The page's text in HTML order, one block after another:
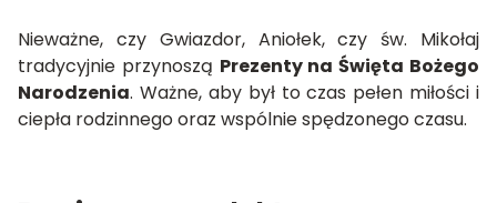
Nieważne, czy Gwiazdor, Aniołek, czy św. Mikołaj
tradycyjnie przynoszą Prezenty na Święta Bożego
Narodzenia. Ważne, aby był to czas pełen miłości i
ciepła rodzinnego oraz wspólnie spędzonego czasu.